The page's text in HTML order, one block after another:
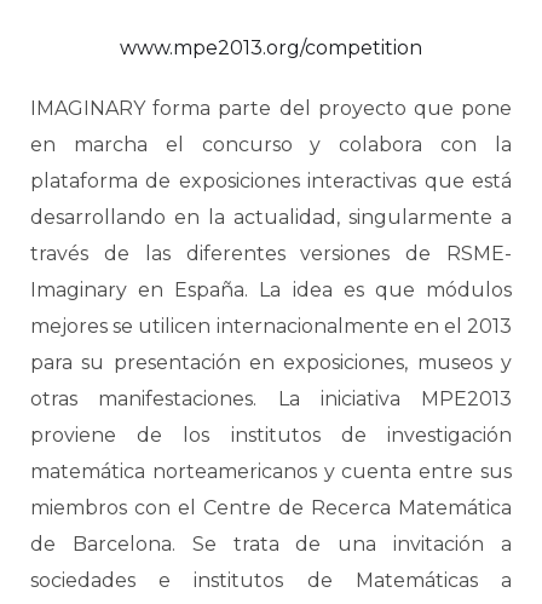
www.mpe2013.org/competition
IMAGINARY forma parte del proyecto que pone
en marcha el concurso y colabora con la
plataforma de exposiciones interactivas que está
desarrollando en la actualidad, singularmente a
través de las diferentes versiones de RSME-
Imaginary en España. La idea es que módulos
mejores se utilicen internacionalmente en el 2013
para su presentación en exposiciones, museos y
otras manifestaciones. La iniciativa MPE2013
proviene de los institutos de investigación
matemática norteamericanos y cuenta entre sus
miembros con el Centre de Recerca Matemática
de Barcelona. Se trata de una invitación a
sociedades e institutos de Matemáticas a